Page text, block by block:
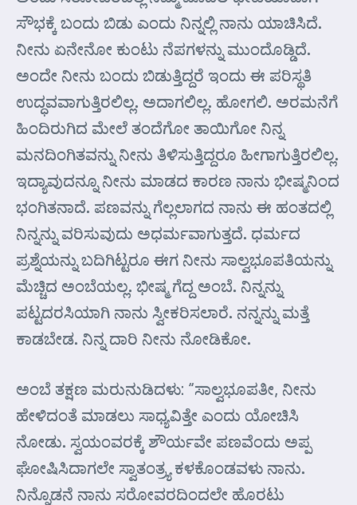
ಸೌಭಕ್ಕೆ ಬಂದು ಬಿಡು ಎಂದು ನಿನ್ನಲ್ಲಿ ನಾನು ಯಾಚಿಸಿದೆ.
ನೀನು ಏನೇನೋ ಕುಂಟು ನೆಪಗಳನ್ನು ಮುಂದೊಡ್ಡಿದೆ.
ಅಂದೇ ನೀನು ಬಂದು ಬಿಡುತ್ತಿದ್ದರೆ ಇಂದು ಈ ಪರಿಸ್ಥತಿ
ಉದ್ಧವವಾಗುತ್ತಿರಲಿಲ್ಲ. ಅದಾಗಲಿಲ್ಲ. ಹೋಗಲಿ. ಅರಮನೆಗೆ
ಹಿಂದಿರುಗಿದ ಮೇಲೆ ತಂದೆಗೋ ತಾಯಿಗೋ ನಿನ್ನ
ಮನದಿಂಗಿತವನ್ನು ನೀನು ತಿಳಿಸುತ್ತಿದ್ದರೂ ಹೀಗಾಗುತ್ತಿರಲಿಲ್ಲ.
ಇದ್ಯಾವುದನ್ನೂ ನೀನು ಮಾಡದ ಕಾರಣ ನಾನು ಭೀಷ್ಮನಿಂದ
ಭಂಗಿತನಾದೆ. ಪಣವನ್ನು ಗೆಲ್ಲಲಾಗದ ನಾನು ಈ ಹಂತದಲ್ಲಿ
ನಿನ್ನನ್ನು ವರಿಸುವುದು ಅಧರ್ಮವಾಗುತ್ತದೆ. ಧರ್ಮದ
ಪ್ರಶ್ನೆಯನ್ನು ಬದಿಗಿಟ್ಟರೂ ಈಗ ನೀನು ಸಾಲ್ವಭೂಪತಿಯನ್ನು
ಮೆಚ್ಚಿದ ಅಂಬೆಯಲ್ಲ. ಭೀಷ್ಮ ಗೆದ್ದ ಅಂಬೆ. ನಿನ್ನನ್ನು
ಪಟ್ಟದರಸಿಯಾಗಿ ನಾನು ಸ್ವೀಕರಿಸಲಾರೆ. ನನ್ನನ್ನು ಮತ್ತೆ
ಕಾಡಬೇಡ. ನಿನ್ನ ದಾರಿ ನೀನು ನೋಡಿಕೋ.
ಅಂಬೆ ತಕ್ಷಣ ಮರುನುಡಿದಳು: “ಸಾಲ್ವಭೂಪತೀ, ನೀನು
ಹೇಳಿದಂತೆ ಮಾಡಲು ಸಾಧ್ಯವಿತ್ತೇ ಎಂದು ಯೋಚಿಸಿ
ನೋಡು. ಸ್ವಯಂವರಕ್ಕೆ ಶೌರ್ಯವೇ ಪಣವೆಂದು ಅಪ್ಪ
ಘೋಷಿಸಿದಾಗಲೇ ಸ್ವಾತಂತ್ರ್ಯ ಕಳಕೊಂಡವಳು ನಾನು.
ನಿನ್ನೊಡನೆ ನಾನು ಸರೋವರದಿಂದಲೇ ಹೊರಟು